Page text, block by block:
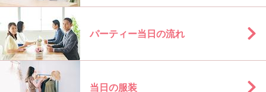
パーティー当日の流れ
当日の服装